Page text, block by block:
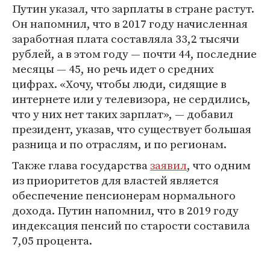
Путин указал, что зарплаты в стране растут.
Он напомнил, что в 2017 году начисленная
заработная плата составляла 33,2 тысячи
рублей, а в этом году — почти 44, последние
месяцы — 45, но речь идет о средних
цифрах. «Хочу, чтобы люди, сидящие в
интернете или у телевизора, не сердились,
что у них нет таких зарплат», — добавил
президент, указав, что существует большая
разница и по отраслям, и по регионам.
Также глава государствазаявил, что одним
из приоритетов для властей является
обеспечение пенсионерам нормального
дохода. Путин напомнил, что в 2019 году
индексация пенсий по старости составила
7,05 процента.